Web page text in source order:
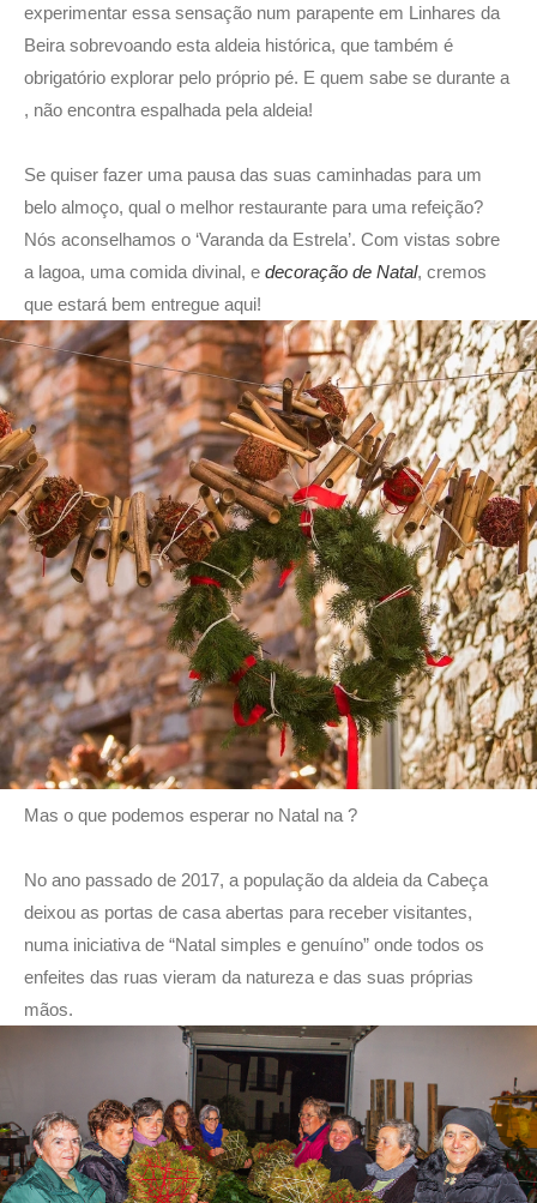
experimentar essa sensação num parapente em Linhares da
Beira sobrevoando esta aldeia histórica, que também é
obrigatório explorar pelo próprio pé. E quem sabe se durante a
, não encontra espalhada pela aldeia!
Se quiser fazer uma pausa das suas caminhadas para um
belo almoço, qual o melhor restaurante para uma refeição?
Nós aconselhamos o ‘Varanda da Estrela’. Com vistas sobre
a lagoa, uma comida divinal, e decoração de Natal, cremos
que estará bem entregue aqui!
Mas o que podemos esperar no Natal na ?
No ano passado de 2017, a população da aldeia da Cabeça
deixou as portas de casa abertas para receber visitantes,
numa iniciativa de “Natal simples e genuíno” onde todos os
enfeites das ruas vieram da natureza e das suas próprias
mãos.